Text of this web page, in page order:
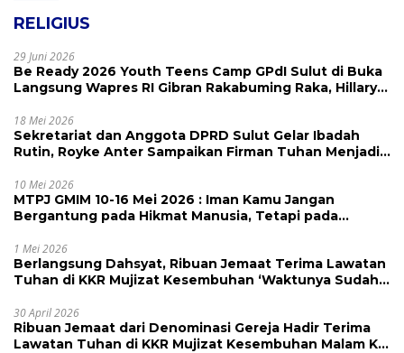
RELIGIUS
29 Juni 2026
Be Ready 2026 Youth Teens Camp GPdI Sulut di Buka
Langsung Wapres RI Gibran Rakabuming Raka, Hillary
18 Mei 2026
Sekretariat dan Anggota DPRD Sulut Gelar Ibadah
Rutin, Royke Anter Sampaikan Firman Tuhan Menjadi
10 Mei 2026
MTPJ GMIM 10-16 Mei 2026 : Iman Kamu Jangan
Bergantung pada Hikmat Manusia, Tetapi pada
1 Mei 2026
Berlangsung Dahsyat, Ribuan Jemaat Terima Lawatan
Tuhan di KKR Mujizat Kesembuhan ‘Waktunya Sudah
30 April 2026
Ribuan Jemaat dari Denominasi Gereja Hadir Terima
Lawatan Tuhan di KKR Mujizat Kesembuhan Malam Ke